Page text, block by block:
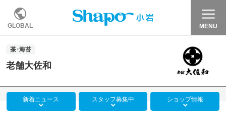
GLOBAL MENU
茶･海苔
老舗大佐和
新着ニュース スタッフ募集中 ショップ情報